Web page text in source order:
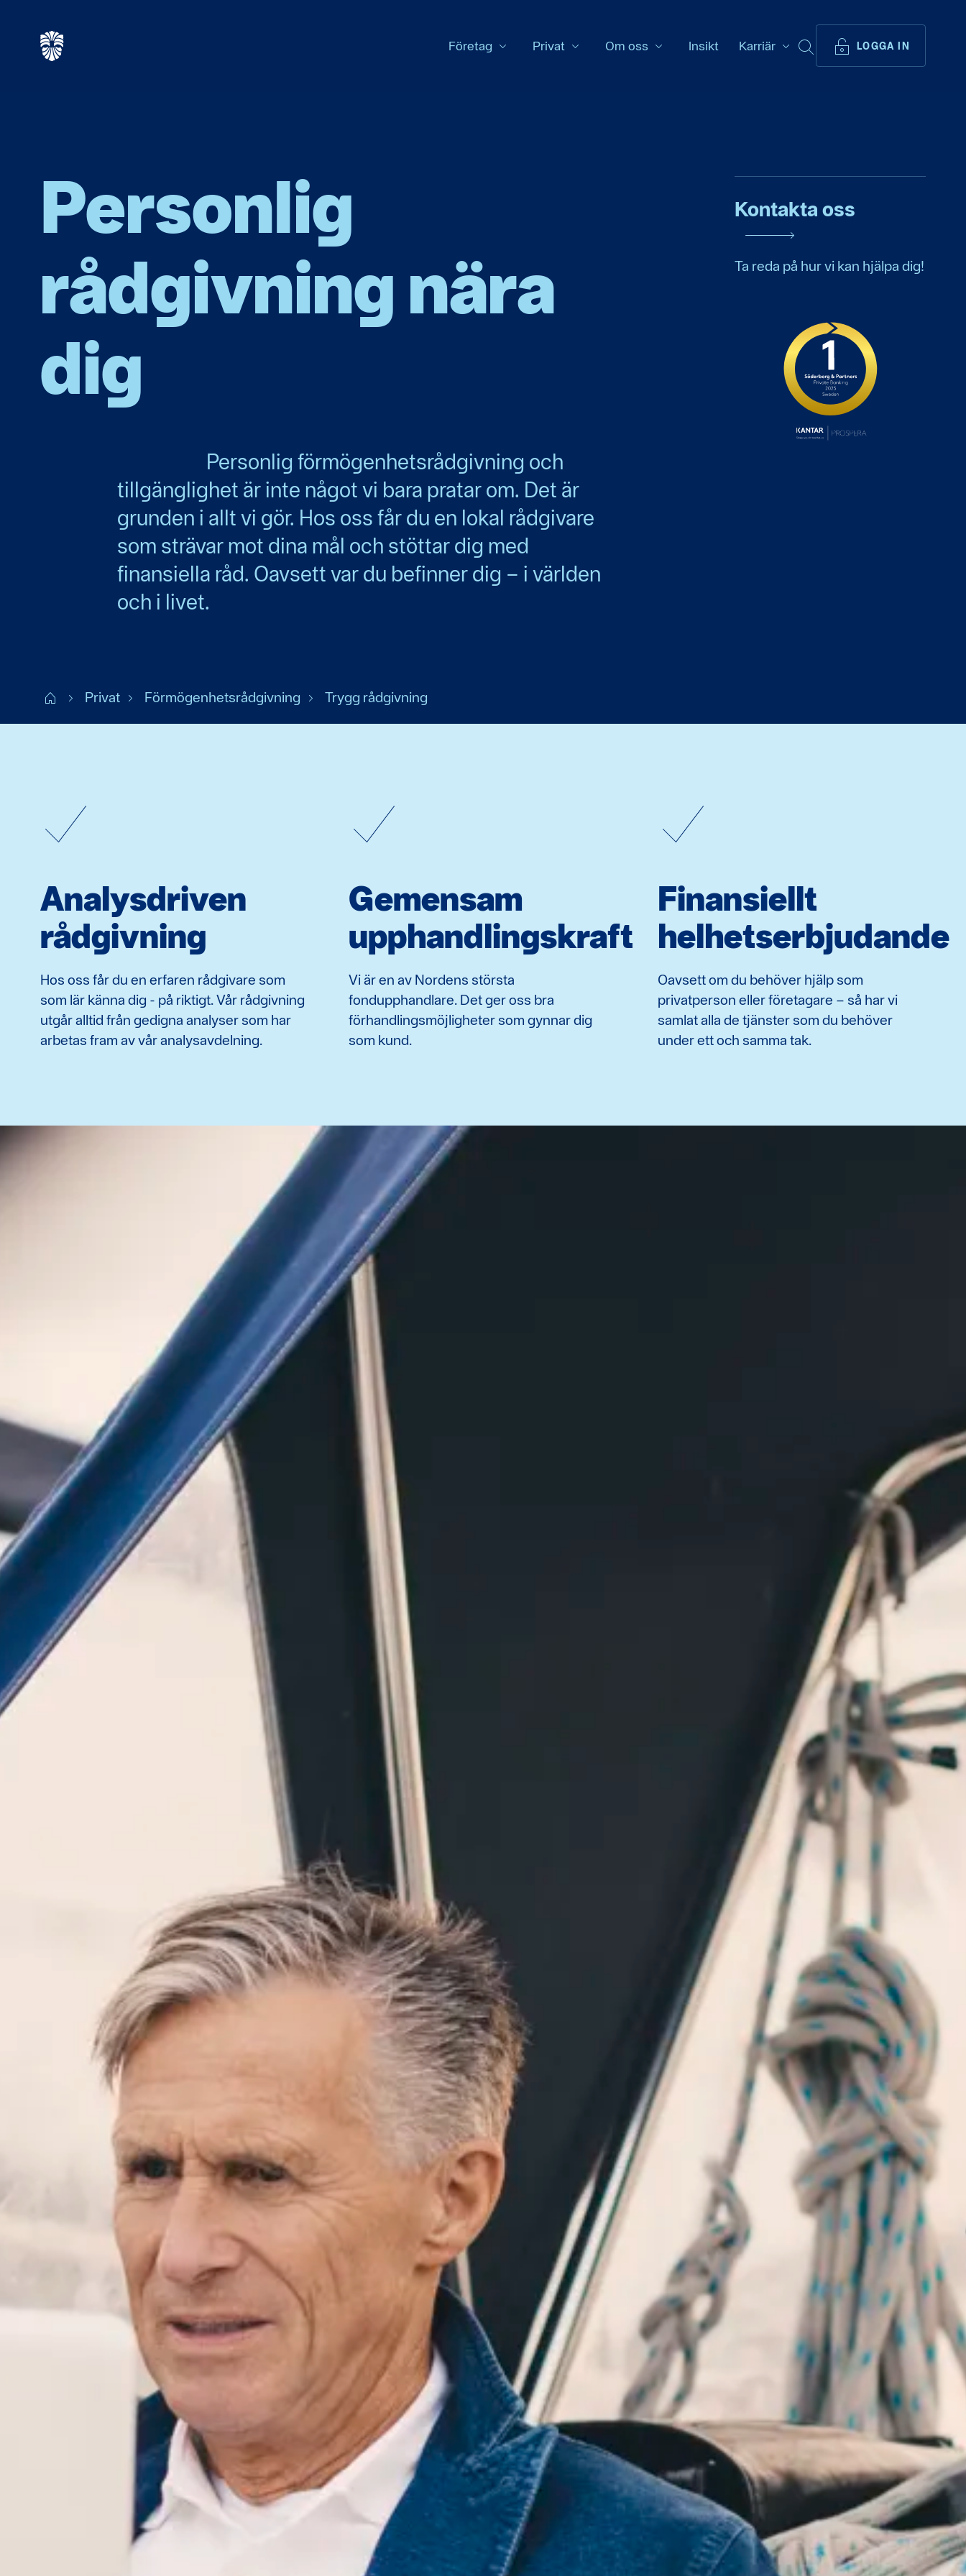
Företag Privat Om oss Insikt Karriär SÖK LOGGA IN
Personlig
rådgivning nära
dig
Personlig förmögenhets­rådgivning och
tillgänglighet är inte något vi bara pratar om. Det är
grunden i allt vi gör. Hos oss får du en lokal rådgivare
som strävar mot dina mål och stöttar dig med
finansiella råd. Oavsett var du befinner dig – i världen
och i livet.
Kontakta oss
Ta reda på hur vi kan hjälpa dig!
Start Privat Förmögenhetsrådgivning Trygg rådgivning
Analysdriven
rådgivning
Hos oss får du en erfaren rådgivare som
som lär känna dig - på riktigt. Vår rådgivning
utgår alltid från gedigna analyser som har
arbetas fram av vår analysavdelning.
Gemensam
upphandlingskraft
Vi är en av Nordens största
fondupphandlare. Det ger oss bra
förhandlingsmöjligheter som gynnar dig
som kund.
Finansiellt
helhetserbjudande
Oavsett om du behöver hjälp som
privatperson eller företagare – så har vi
samlat alla de tjänster som du behöver
under ett och samma tak.